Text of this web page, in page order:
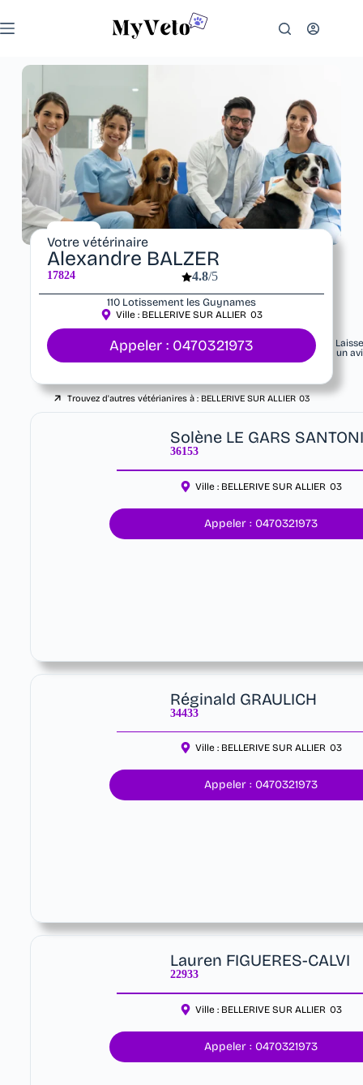
Votre vétérinaire
Alexandre BALZER
17824 4.8/5
110 Lotissement les Guynames
Ville : BELLERIVE SUR ALLIER 03
Appeler : 0470321973
un
Trouvez d'autres vétérianires à : BELLERIVE SUR ALLIER 03
Solène LE GARS SANTONI
36153
Ville : BELLERIVE SUR ALLIER 03
Appeler : 0470321973
Réginald GRAULICH
34433
Ville : BELLERIVE SUR ALLIER 03
Appeler : 0470321973
Lauren FIGUERES-CALVI
22933
Ville : BELLERIVE SUR ALLIER 03
Appeler : 0470321973